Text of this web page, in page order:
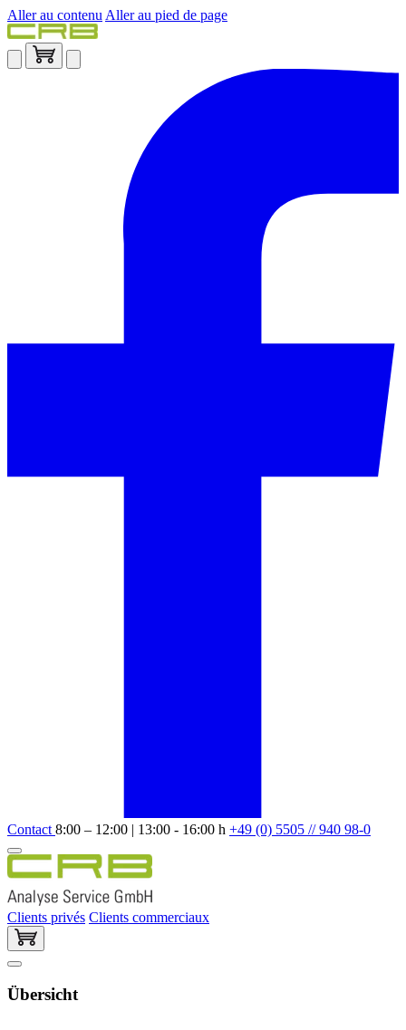
Aller au contenu Aller au pied de page
Contact 8:00 – 12:00 | 13:00 - 16:00 h +49 (0) 5505 // 940 98-0
Clients privés Clients commerciaux
Übersicht